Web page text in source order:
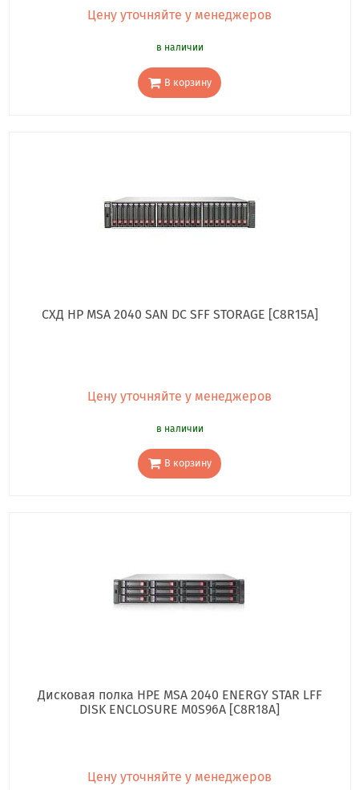
Цену уточняйте у менеджеров
в наличии
В корзину
СХД HP MSA 2040 SAN DC SFF STORAGE [C8R15A]
Цену уточняйте у менеджеров
в наличии
В корзину
Дисковая полка HPE MSA 2040 ENERGY STAR LFF
DISK ENCLOSURE M0S96A [C8R18A]
Цену уточняйте у менеджеров